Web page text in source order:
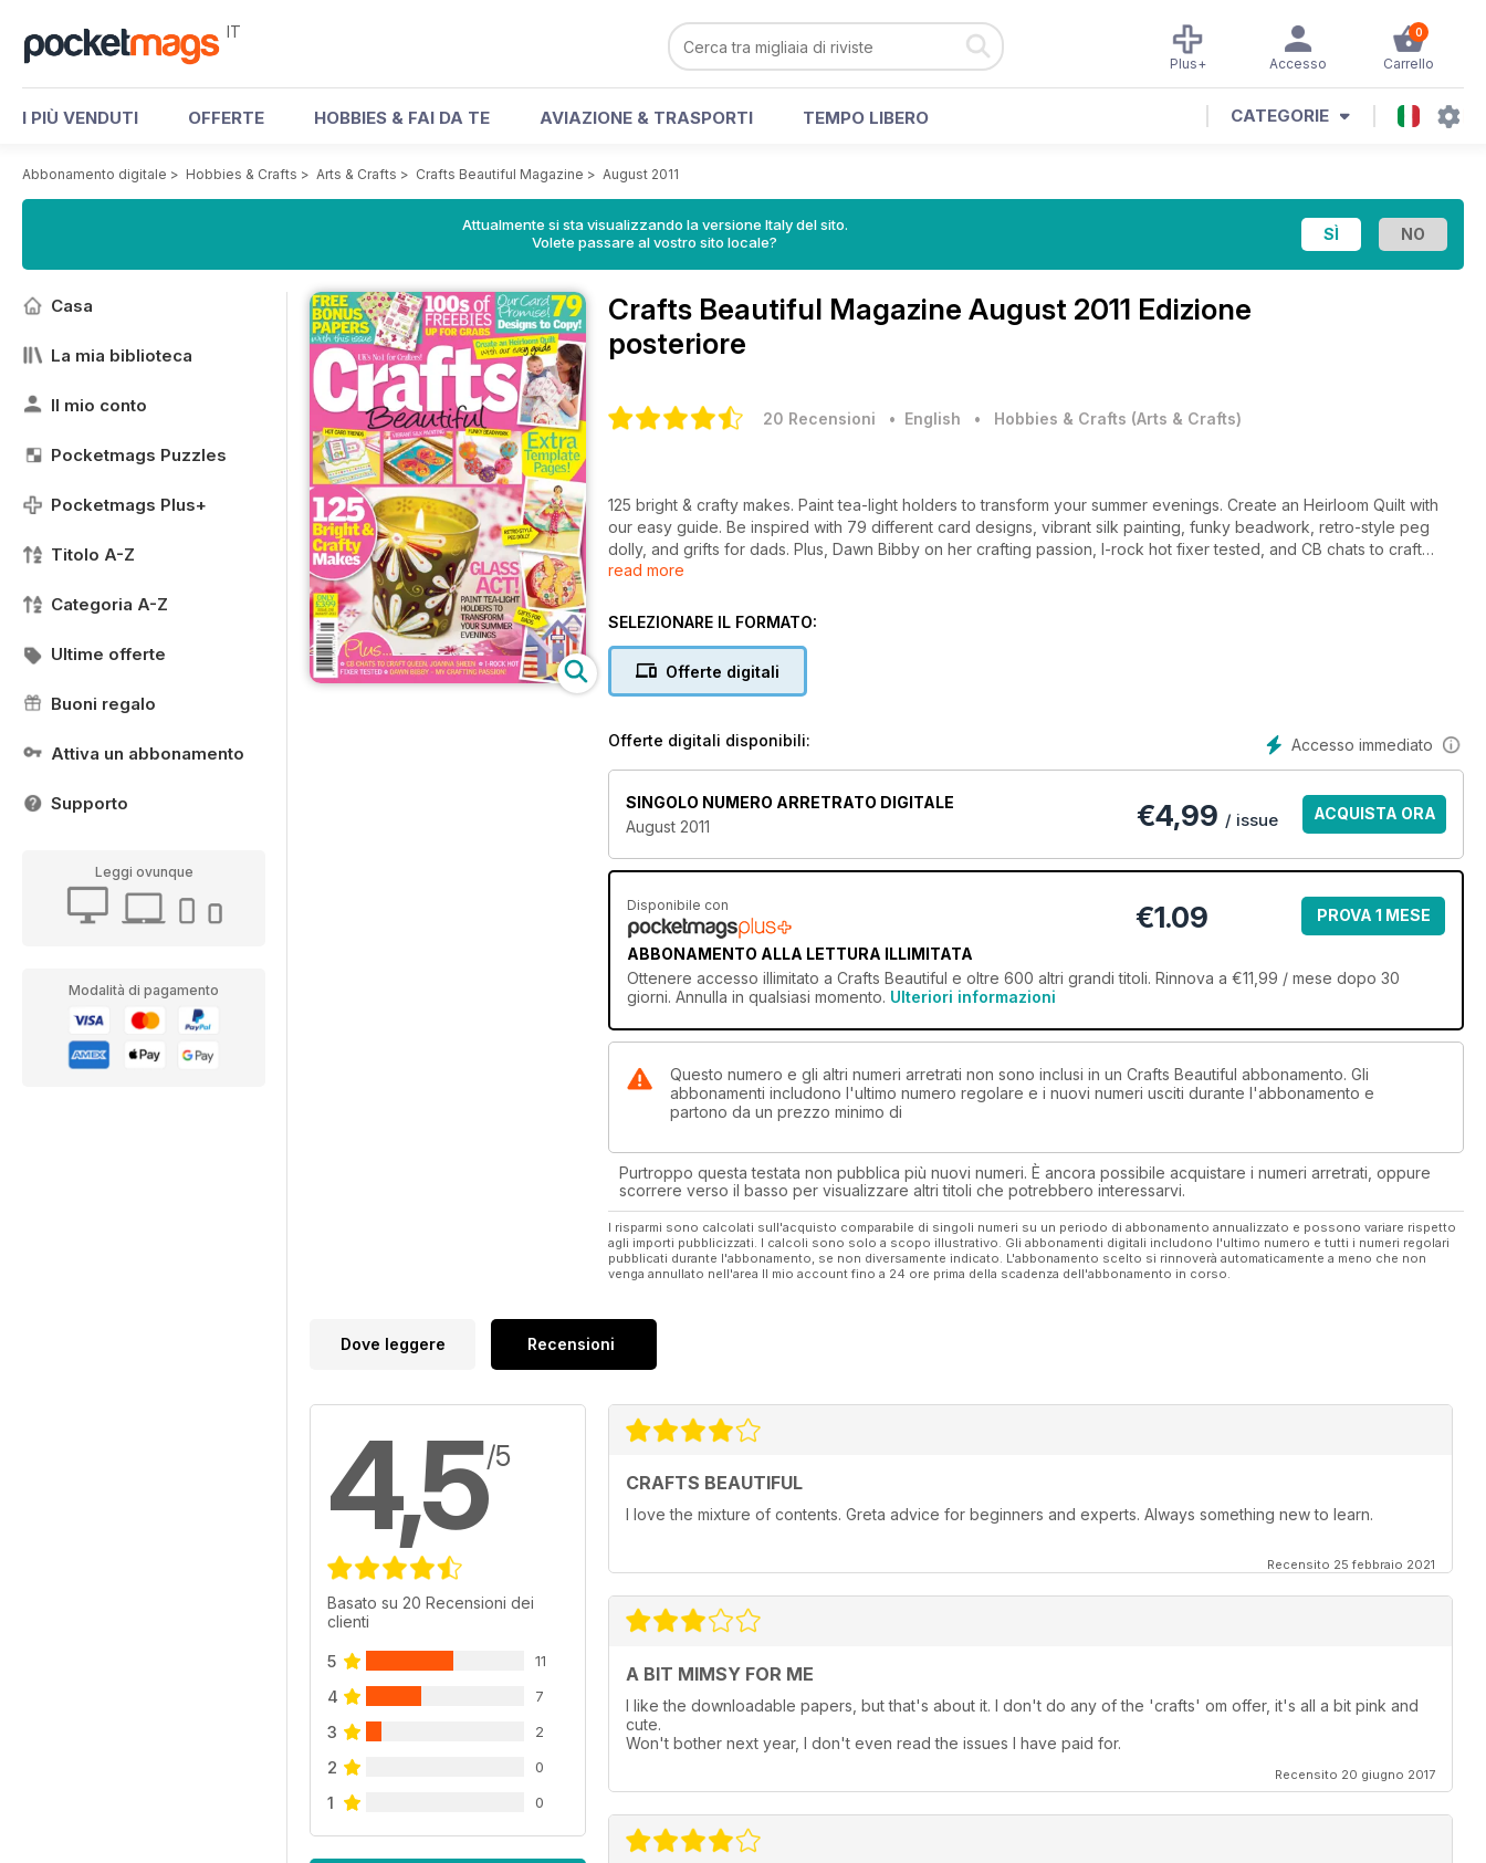
IT 0
Carrello
Accesso
Plus+
I PIÙ VENDUTI OFFERTE HOBBIES & FAI DA TE AVIAZIONE & TRASPORTI TEMPO LIBERO CATEGORIE
Abbonamento digitale > Hobbies & Crafts > Arts & Crafts > Crafts Beautiful Magazine > August 2011
Attualmente si sta visualizzando la versione Italy del sito.
Volete passare al vostro sito locale?
Casa
La mia biblioteca
Il mio conto
Pocketmags Puzzles
Pocketmags Plus+
Titolo A-Z
Categoria A-Z
Ultime offerte
Buoni regalo
Attiva un abbonamento
Supporto
Leggi ovunque
Modalità di pagamento
Crafts Beautiful Magazine August 2011 Edizione
posteriore
20 Recensioni • English • Hobbies & Crafts (Arts & Crafts)
125 bright & crafty makes. Paint tea-light holders to transform your summer evenings. Create an Heirloom Quilt with
our easy guide. Be inspired with 79 different card designs, vibrant silk painting, funky beadwork, retro-style peg
dolly, and grifts for dads. Plus, Dawn Bibby on her crafting passion, I-rock hot fixer tested, and CB chats to craft
queen, Joanna Sheen.
read more
SELEZIONARE IL FORMATO:
Offerte digitali
Accesso immediato
Offerte digitali disponibili:
SINGOLO NUMERO ARRETRATO DIGITALE
August 2011
€4,99 / issue ACQUISTA ORA
Disponibile con
ABBONAMENTO ALLA LETTURA ILLIMITATA
€1.09 PROVA 1 MESE
Ottenere accesso illimitato a Crafts Beautiful e oltre 600 altri grandi titoli. Rinnova a €11,99 / mese dopo 30
giorni. Annulla in qualsiasi momento. Ulteriori informazioni
Questo numero e gli altri numeri arretrati non sono inclusi in un Crafts Beautiful abbonamento. Gli
abbonamenti includono l'ultimo numero regolare e i nuovi numeri usciti durante l'abbonamento e
partono da un prezzo minimo di
Purtroppo questa testata non pubblica più nuovi numeri. È ancora possibile acquistare i numeri arretrati, oppure
scorrere verso il basso per visualizzare altri titoli che potrebbero interessarvi.
I risparmi sono calcolati sull'acquisto comparabile di singoli numeri su un periodo di abbonamento annualizzato e possono variare rispetto
agli importi pubblicizzati. I calcoli sono solo a scopo illustrativo. Gli abbonamenti digitali includono l'ultimo numero e tutti i numeri regolari
pubblicati durante l'abbonamento, se non diversamente indicato. L'abbonamento scelto si rinnoverà automaticamente a meno che non
venga annullato nell'area Il mio account fino a 24 ore prima della scadenza dell'abbonamento in corso.
Dove leggere Recensioni
4,5/5
Basato su 20 Recensioni dei
clienti
5 11
4 7
3 2
2 0
1 0
CRAFTS BEAUTIFUL
I love the mixture of contents. Greta advice for beginners and experts. Always something new to learn.
Recensito 25 febbraio 2021
A BIT MIMSY FOR ME
I like the downloadable papers, but that's about it. I don't do any of the 'crafts' om offer, it's all a bit pink and
cute.
Won't bother next year, I don't even read the issues I have paid for.
Recensito 20 giugno 2017